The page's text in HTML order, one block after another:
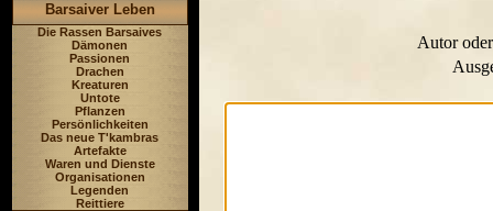
Barsaiver Leben
Die Rassen Barsaives
Dämonen
Passionen
Drachen
Kreaturen
Untote
Pflanzen
Persönlichkeiten
Das neue T'kambras
Artefakte
Waren und Dienste
Organisationen
Legenden
Reittiere
Autor